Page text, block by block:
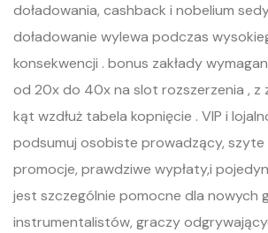
doładowania, cashback i nobelium
doładowanie wylewa podczas
konsekwencji . bonus zakłady
od 20x do 40x na slot rozszerzenia , z
kąt wzdłuż tabela kopnięcie . VIP i
podsumuj osobiste prowadzący, szyte
promocje, prawdziwe wypłaty,i
jest szczególnie pomocne dla nowych
instrumentalistów, graczy